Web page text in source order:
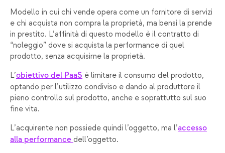
Modello in cui chi vende opera come un fornitore di servizi
e chi acquista non compra la proprietà, ma bensì la prende
in prestito. L’affinità di questo modello è il contratto di
“noleggio” dove si acquista la performance di quel
prodotto, senza acquisirne la proprietà.
L’obiettivo del PaaS è limitare il consumo del prodotto,
optando per l’utilizzo condiviso e dando al produttore il
pieno controllo sul prodotto, anche e soprattutto sul suo
fine vita.
L’acquirente non possiede quindi l’oggetto, ma l’accesso
alla performance dell’oggetto.